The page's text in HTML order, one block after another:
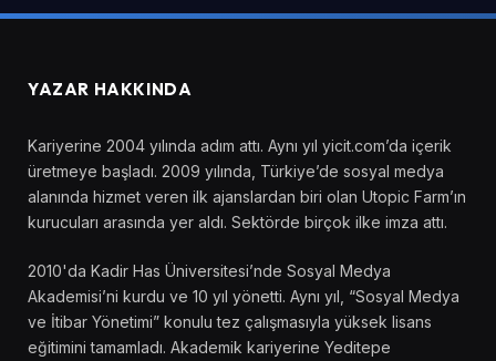
YAZAR HAKKINDA
Kariyerine 2004 yılında adım attı. Aynı yıl yicit.com’da içerik
üretmeye başladı. 2009 yılında, Türkiye’de sosyal medya
alanında hizmet veren ilk ajanslardan biri olan Utopic Farm’ın
kurucuları arasında yer aldı. Sektörde birçok ilke imza attı.
2010'da Kadir Has Üniversitesi’nde Sosyal Medya
Akademisi’ni kurdu ve 10 yıl yönetti. Aynı yıl, “Sosyal Medya
ve İtibar Yönetimi” konulu tez çalışmasıyla yüksek lisans
eğitimini tamamladı. Akademik kariyerine Yeditepe